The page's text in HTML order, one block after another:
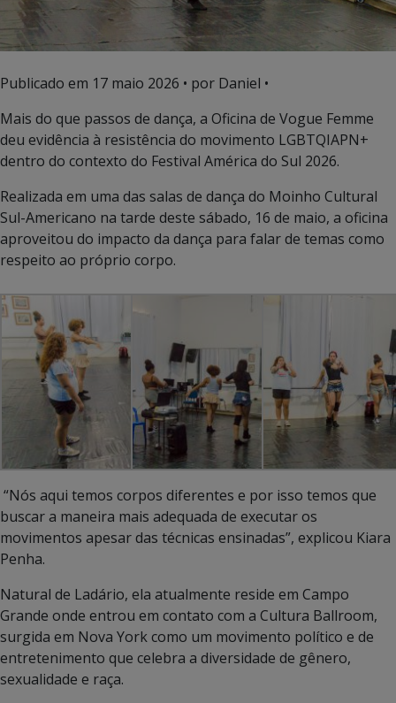
Publicado em 17 maio 2026 • por Daniel •
Mais do que passos de dança, a Oficina de Vogue Femme
deu evidência à resistência do movimento LGBTQIAPN+
dentro do contexto do Festival América do Sul 2026.
Realizada em uma das salas de dança do Moinho Cultural
Sul-Americano na tarde deste sábado, 16 de maio, a oficina
aproveitou do impacto da dança para falar de temas como
respeito ao próprio corpo.
“Nós aqui temos corpos diferentes e por isso temos que
buscar a maneira mais adequada de executar os
movimentos apesar das técnicas ensinadas”, explicou Kiara
Penha.
Natural de Ladário, ela atualmente reside em Campo
Grande onde entrou em contato com a Cultura Ballroom,
surgida em Nova York como um movimento político e de
entretenimento que celebra a diversidade de gênero,
sexualidade e raça.